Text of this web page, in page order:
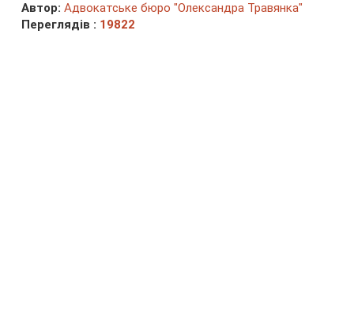
Автор: Адвокатське бюро "Олександра Травянка"
Переглядів : 19822